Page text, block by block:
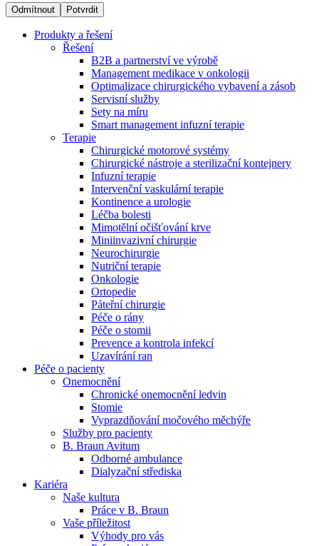
Produktový katalog​
Objevte naše produkty. Navštivte produktový katalog B.
Braun s našim kompletním produktovým portfoliem.
Odborné ambulance
Naše specializované ambulance jsou tu pro vás. Zvolte
specializaci a město, které potřebujete, a objednejte se do naší
ambulance.
Zůstaňte v dialogu s B. Braun. ​Kontaktujte nás.​
Odmítnout Potvrdit
Produkty a řešení
Řešení
B2B a partnerství ve výrobě
Management medikace v onkologii
Optimalizace chirurgického vybavení a zásob
Servisní služby
Sety na míru
Smart management infuzní terapie​
Terapie
Chirurgické motorové systémy
Chirurgické nástroje a sterilizační kontejnery
Infuzní terapie
Intervenční vaskulární terapie
Kontinence a urologie
Léčba bolesti
Mimotělní očišťování krve
Miniinvazivní chirurgie
Neurochirurgie
Nutriční terapie
Onkologie
Ortopedie
Páteřní chirurgie
Péče o rány
Péče o stomii
Prevence a kontrola infekcí
Uzavírání ran
Péče o pacienty
Onemocnění
Chronické onemocnění ledvin
Stomie
Vyprazdňování močového měchýře
Služby pro pacienty
B. Braun Avitum
Odborné ambulance
Dialyzační střediska
Kariéra
Naše kultura
Práce v B. Braun
Vaše příležitost​
Výhody pro vás